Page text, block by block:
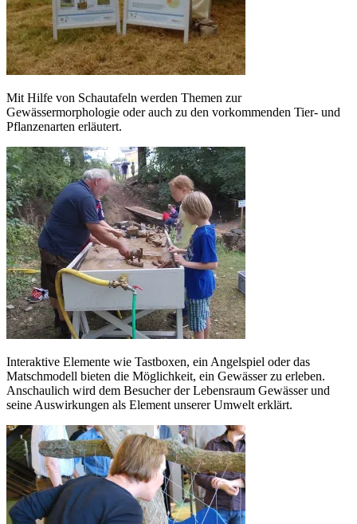
Mit Hilfe von Schautafeln werden Themen zur
Gewässermorphologie oder auch zu den vorkommenden Tier- und
Pflanzenarten erläutert.
Interaktive Elemente wie Tastboxen, ein Angelspiel oder das
Matschmodell bieten die Möglichkeit, ein Gewässer zu erleben.
Anschaulich wird dem Besucher der Lebensraum Gewässer und
seine Auswirkungen als Element unserer Umwelt erklärt.